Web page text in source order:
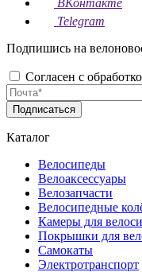
ВКонтакте
Telegram
Подпишись на
Согласен с
Подписаться
Каталог
Велосипеды
Велоаксессуары
Велозапчасти
Велосипедные
Камеры для
Покрышки для
Самокаты
Электротранспорт